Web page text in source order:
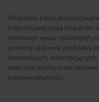
Wszystkie treści
internetowej mają charakter
stanowiąc wyraz osobistych
powinny stanowić podstawy
biznesowych,
właściciel strony
odpowiedzialności.